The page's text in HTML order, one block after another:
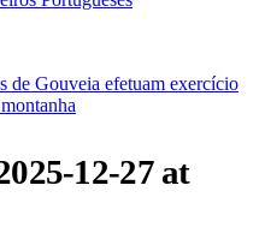
de Gouveia efetuam exercício
12-27 at